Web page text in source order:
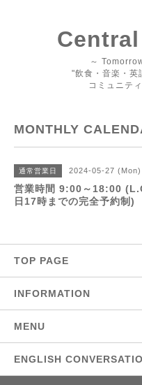
～
"飲食・音楽・英
コミュニテ
MONTHLY
通常営業日 2024-05-27
営業時間 9:00～18:00
日17時までの完全予約制)
TOP PAGE
MENU
ENGLISH